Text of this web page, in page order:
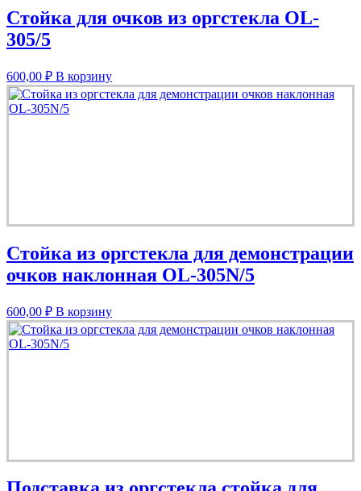
Стойка для очков из оргстекла OL-
305/5
600,00 ₽ В корзину
Стойка из оргстекла для демонстрации
очков наклонная OL-305N/5
600,00 ₽ В корзину